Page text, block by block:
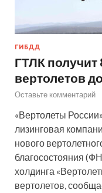
ГИБДД
ГТЛК получит
вертолетов
Оставьте комментарий
«Вертолеты
лизинговая
нового
благосостояния
холдинга
вертолетов,